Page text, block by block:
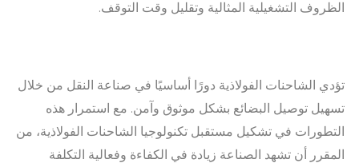
الظروف التشغيلية المثالية وتقليل وقت التوقف.
تؤدي الشاحنات الفولاذية دورًا أساسيًا في صناعة النقل من خلال
تسهيل توصيل البضائع بشكل موثوق وآمن. مع استمرار هذه
التطورات في تشكيل مستقبل تكنولوجيا الشاحنات الفولاذية، من
المقرر أن تشهد الصناعة زيادة في الكفاءة وفعالية التكلفة